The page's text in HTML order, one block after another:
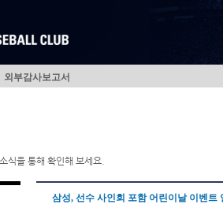
외부감사보고서
식을 통해 확인해 보세요.
삼성, 선수 사인회 포함 어린이날 이벤트